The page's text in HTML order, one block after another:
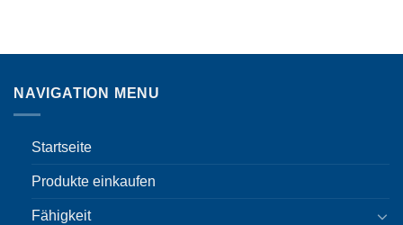
NAVIGATION MENU
Startseite
Produkte einkaufen
Fähigkeit